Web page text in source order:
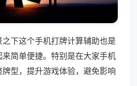
下这个手机打牌计算辅助也是
简单便捷。特别是在大家手机
型，提升游戏体验，避免影响